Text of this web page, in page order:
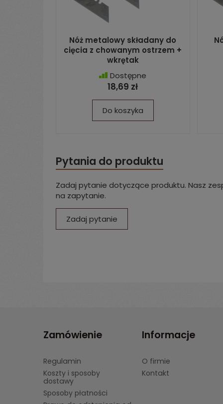
Nóż metalowy składany do
cięcia z chowanym ostrzem +
wkrętak
Dostępne
18,69 zł
Do koszyka
Pytania do produktu
Zadaj pytanie dotyczące produktu. Nasz
na zapytanie.
Zadaj pytanie
Zamówienie
Regulamin
Koszty i sposoby
dostawy
Sposoby płatności
Informacje
O firmie
Kontakt